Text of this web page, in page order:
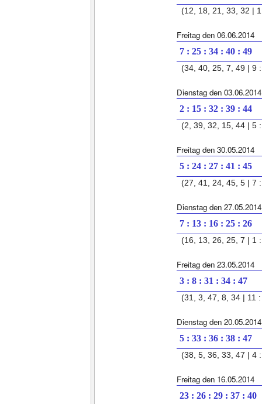
(12, 18, 21, 33, 32 |
Freitag den 06.06.2014
7 : 25 : 34 : 40 : 49
(34, 40, 25, 7, 49 | 9
Dienstag den 03.06.2014
2 : 15 : 32 : 39 : 44
(2, 39, 32, 15, 44 | 5
Freitag den 30.05.2014
5 : 24 : 27 : 41 : 45
(27, 41, 24, 45, 5 | 7
Dienstag den 27.05.2014
7 : 13 : 16 : 25 : 26
(16, 13, 26, 25, 7 | 1
Freitag den 23.05.2014
3 : 8 : 31 : 34 : 47
(31, 3, 47, 8, 34 | 11
Dienstag den 20.05.2014
5 : 33 : 36 : 38 : 47
(38, 5, 36, 33, 47 | 4
Freitag den 16.05.2014
23 : 26 : 29 : 37 : 40